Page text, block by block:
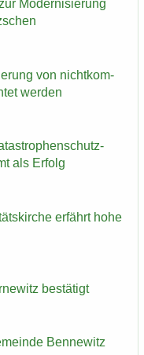
Mo­der­ni­sie­rung
von nicht­kom­
wer­den
als Er­folg
er­fährt hohe
be­stä­tigt
Ben­ne­witz